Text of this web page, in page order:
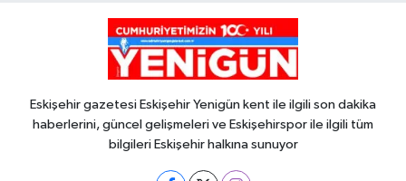
Eskişehir gazetesi Eskişehir Yenigün kent ile ilgili son dakika
haberlerini, güncel gelişmeleri ve Eskişehirspor ile ilgili tüm
bilgileri Eskişehir halkına sunuyor